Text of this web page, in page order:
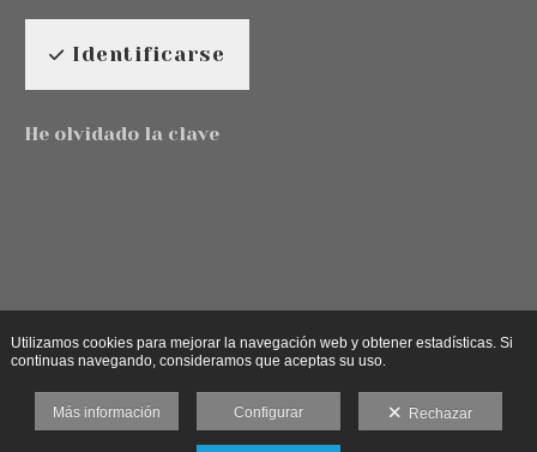
Identificarse
He olvidado la clave
Utilizamos cookies para mejorar la navegación web y obtener estadísticas. Si
continuas navegando, consideramos que aceptas su uso.
Más información Configurar Rechazar